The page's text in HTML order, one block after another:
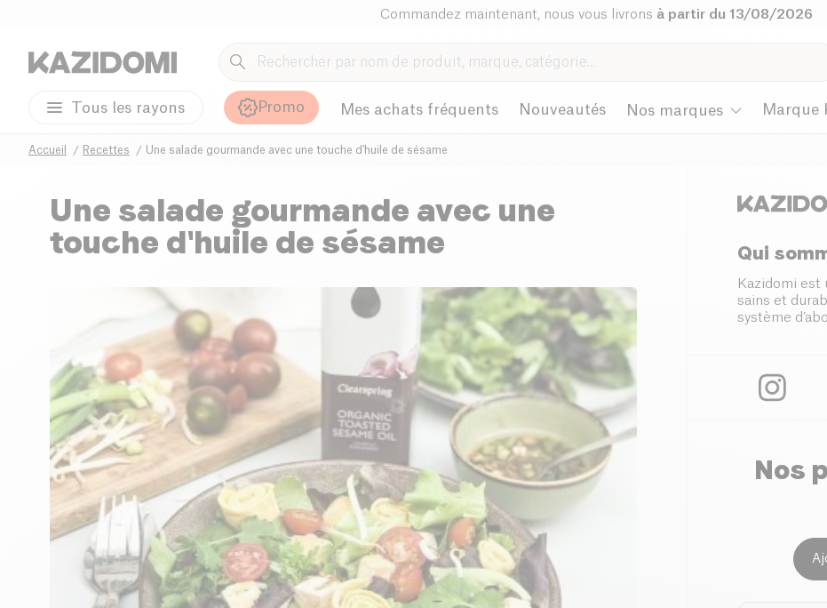
Commandez maintenant, nous vous livrons à partir du 13/08/2026
Tous les rayons Promo Mes achats fréquents Nouveautés Nos marques Marque
Accueil Recettes Une salade gourmande avec une touche d'huile de sésame
Une salade gourmande avec une
touche d'huile de sésame
Qui
Kazidomi est
sains et
système
Nos